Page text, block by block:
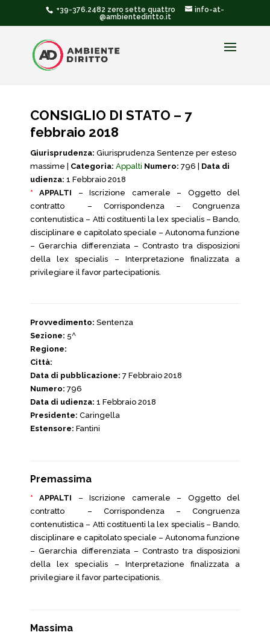
+39-376.2482 zero sette quattro
info-at-
@ambientediritto.it
CONSIGLIO DI STATO – 7
febbraio 2018
Giurisprudenza: Giurisprudenza Sentenze per esteso
massime | Categoria: Appalti Numero: 796 | Data di
udienza: 1 Febbraio 2018
*APPALTI – Iscrizione camerale – Oggetto del
contratto – Corrispondenza – Congruenza
contenutistica – Atti costituenti la lex specialis – Bando,
disciplinare e capitolato speciale – Autonoma funzione
– Gerarchia differenziata – Contrasto tra disposizioni
della lex specialis – Interpretazione finalizzata a
privilegiare il favor partecipationis.
Provvedimento: Sentenza
Sezione: 5^
Regione:
Città:
Data di pubblicazione: 7 Febbraio 2018
Numero: 796
Data di udienza: 1 Febbraio 2018
Presidente: Caringella
Estensore: Fantini
Premassima
*APPALTI – Iscrizione camerale – Oggetto del
contratto – Corrispondenza – Congruenza
contenutistica – Atti costituenti la lex specialis – Bando,
disciplinare e capitolato speciale – Autonoma funzione
– Gerarchia differenziata – Contrasto tra disposizioni
della lex specialis – Interpretazione finalizzata a
privilegiare il favor partecipationis.
Massima